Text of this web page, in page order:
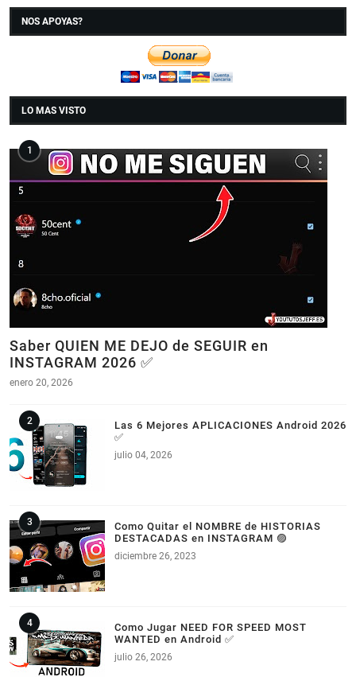
NOS APOYAS?
LO MAS VISTO
Saber QUIEN ME DEJO de SEGUIR en
INSTAGRAM 2026 ✅
enero 20, 2026
Las 6 Mejores APLICACIONES Android 2026
✅
julio 04, 2026
Como Quitar el NOMBRE de HISTORIAS
DESTACADAS en INSTAGRAM 🟣
diciembre 26, 2023
Como Jugar NEED FOR SPEED MOST
WANTED en Android ✅
julio 26, 2026